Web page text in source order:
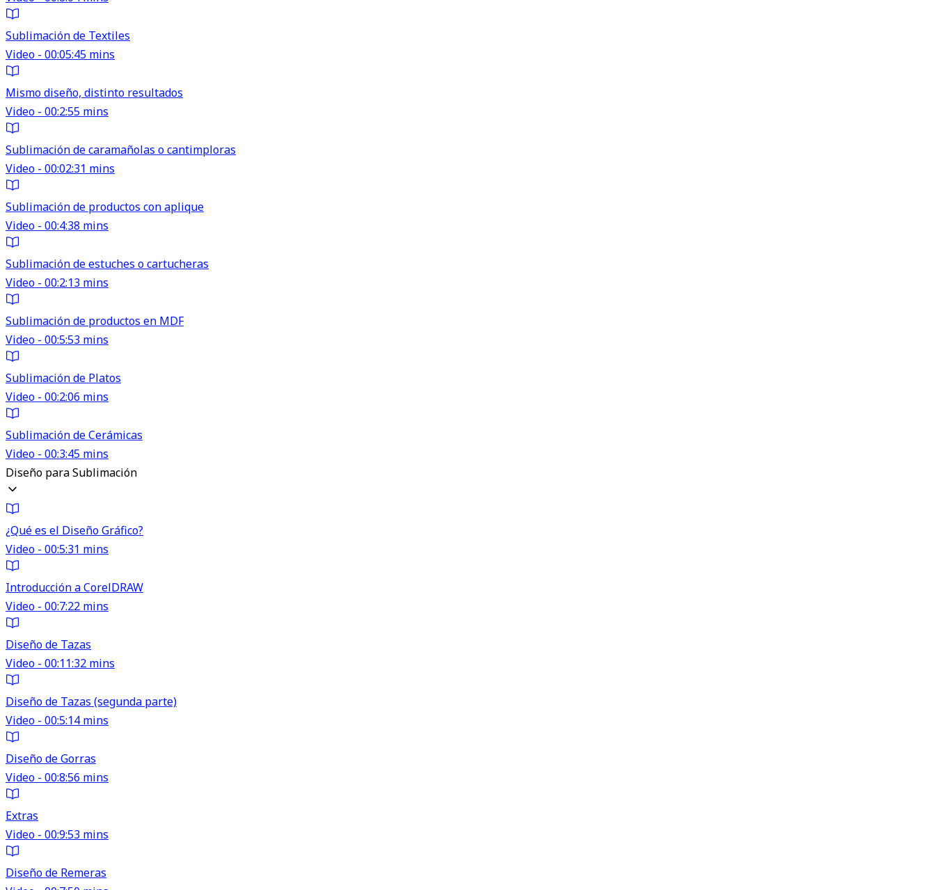
Sublimación de Textiles
Video - 00:05:45 mins
Mismo diseño, distinto resultados
Video - 00:2:55 mins
Sublimación de caramañolas o cantimploras
Video - 00:02:31 mins
Sublimación de productos con aplique
Video - 00:4:38 mins
Sublimación de estuches o cartucheras
Video - 00:2:13 mins
Sublimación de productos en MDF
Video - 00:5:53 mins
Sublimación de Platos
Video - 00:2:06 mins
Sublimación de Cerámicas
Video - 00:3:45 mins
Diseño para Sublimación
¿Qué es el Diseño Gráfico?
Video - 00:5:31 mins
Introducción a CorelDRAW
Video - 00:7:22 mins
Diseño de Tazas
Video - 00:11:32 mins
Diseño de Tazas (segunda parte)
Video - 00:5:14 mins
Diseño de Gorras
Video - 00:8:56 mins
Extras
Video - 00:9:53 mins
Diseño de Remeras